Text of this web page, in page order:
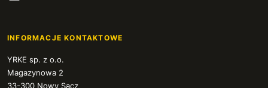
INFORMACJE KONTAKTOWE
YRKE sp. z o.o.
Magazynowa 2
33-300 Nowy Sącz